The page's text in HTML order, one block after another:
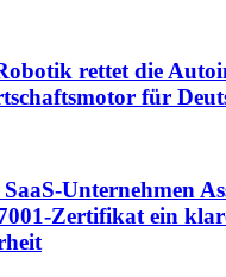
rettet die
für
Unternehmen
Zertifikat ein